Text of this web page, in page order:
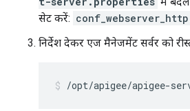
सेट करें:
निर्देश देकर एज मैनेजमेंट सर्वर को
/opt/apigee/apigee-